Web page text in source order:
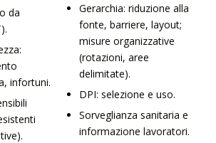
da
infortuni.
Gerarchia: riduzione alla
fonte, barriere, layout;
misure organizzative
(rotazioni, aree
delimitate).
DPI: selezione e uso.
Sorveglianza sanitaria e
informazione lavoratori.